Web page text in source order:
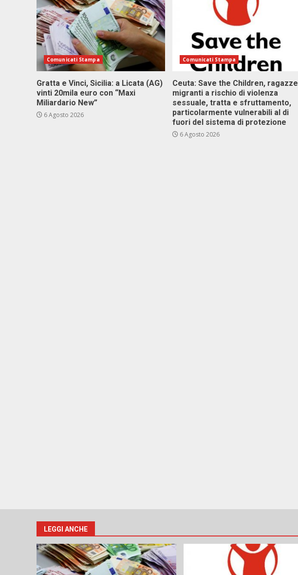
Comunicati Stampa
Gratta e Vinci, Sicilia: a Licata (AG)
vinti 20mila euro con “Maxi
Miliardario New”
6 Agosto 2026
Comunicati Stampa
Ceuta: Save the Children, ragazze
migranti a rischio di violenza
sessuale, tratta e sfruttamento,
particolarmente vulnerabili al di
fuori del sistema di protezione
6 Agosto 2026
LEGGI ANCHE